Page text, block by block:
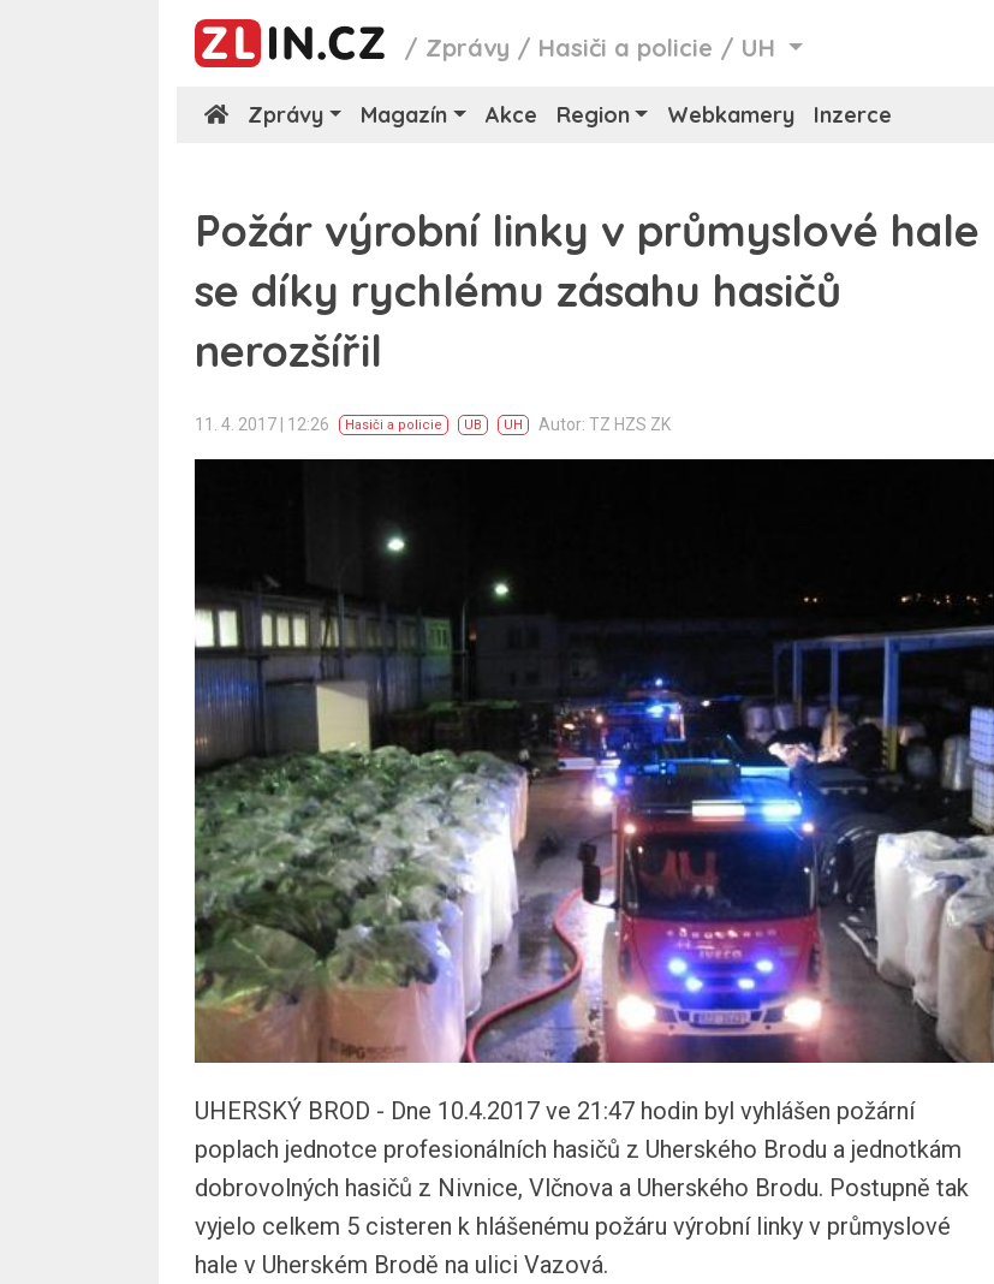
/ Zprávy / Hasiči a policie / UH
Zprávy Magazín Akce Region Webkamery Inzerce
Požár výrobní linky v průmyslové hale
se díky rychlému zásahu hasičů
nerozšířil
11. 4. 2017 | 12:26 Hasiči a policie UB UH Autor: TZ HZS ZK
UHERSKÝ BROD - Dne 10.4.2017 ve 21:47 hodin byl vyhlášen požární
poplach jednotce profesionálních hasičů z Uherského Brodu a jednotkám
dobrovolných hasičů z Nivnice, Vlčnova a Uherského Brodu. Postupně tak
vyjelo celkem 5 cisteren k hlášenému požáru výrobní linky v průmyslové
hale v Uherském Brodě na ulici Vazová.